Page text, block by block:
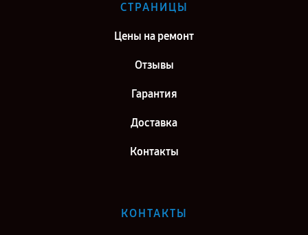
СТРАНИЦЫ
Цены на ремонт
Отзывы
Гарантия
Доставка
Контакты
КОНТАКТЫ